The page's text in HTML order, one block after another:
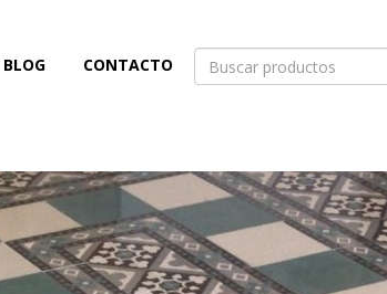
BLOG CONTACTO